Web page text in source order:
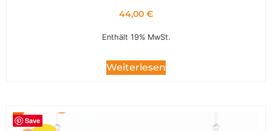
44,00 €
Enthält 19% MwSt.
Weiterlesen
Save